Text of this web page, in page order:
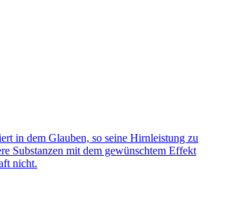
in dem Glauben, so seine Hirnleistung zu
Substanzen mit dem gewünschtem Effekt
nicht.